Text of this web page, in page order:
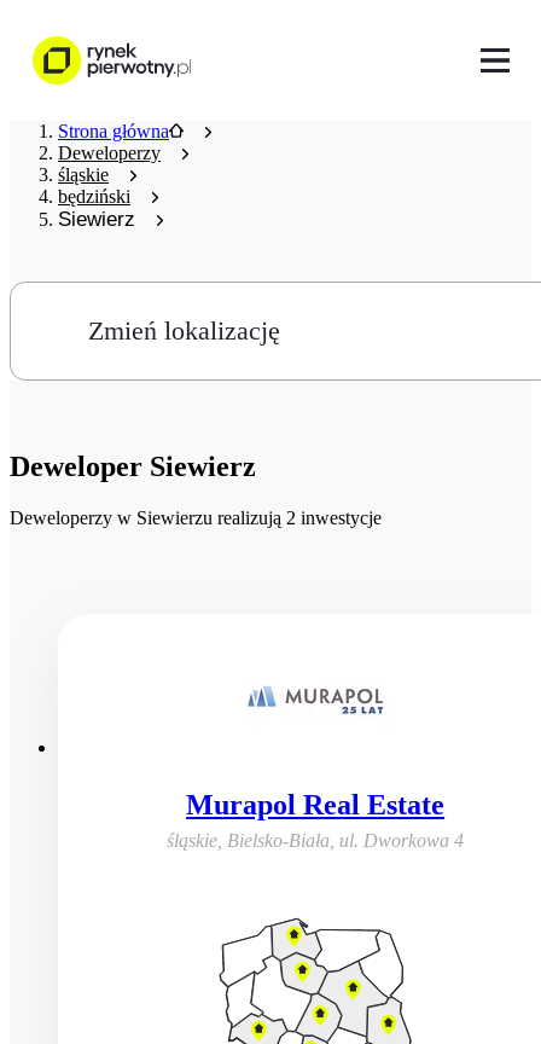
Strona główna
Deweloperzy
śląskie
będziński
Siewierz
Zmień lokalizację
Deweloper Siewierz
Deweloperzy w Siewierzu realizują 2 inwestycje
Murapol Real Estate
śląskie, Bielsko-Biała ul. Dworkowa 4